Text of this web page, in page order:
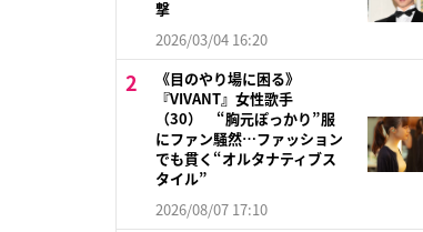
撃
2026/03/04 16:20
《目のやり場に困る》
『VIVANT』女性歌手
（30） “胸元ぽっかり”服
にファン騒然…ファッション
でも貫く“オルタナティブス
タイル”
2026/08/07 17:10